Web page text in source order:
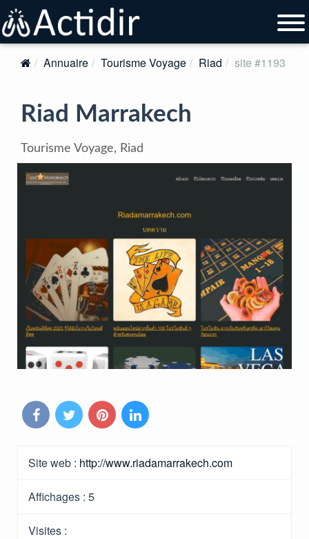
Annuaire Tourisme Voyage Riad site #1193
Riad Marrakech
Tourisme Voyage, Riad
Site web : http://www.riadamarrakech.com
Affichages : 5
Visites :